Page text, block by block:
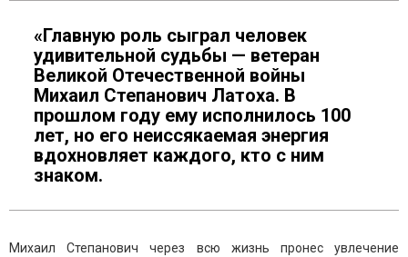
«Главную роль сыграл человек
удивительной судьбы — ветеран
Великой Отечественной войны
Михаил Степанович Латоха. В
прошлом году ему исполнилось 100
лет, но его неиссякаемая энергия
вдохновляет каждого, кто с ним
знаком.
Михаил Степанович через всю жизнь пронес увлечение